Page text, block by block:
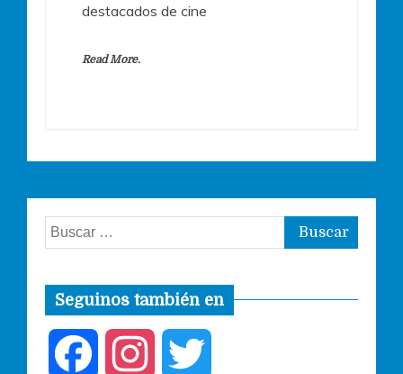
destacados de cine
Read More.
Buscar:
Seguinos también en